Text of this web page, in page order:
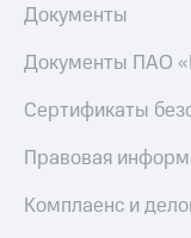
Документы
Документы ПАО
Сертификаты
Правовая
Комплаенс и